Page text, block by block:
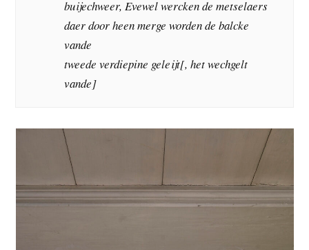
buijechweer, Evewel wercken de metselaers
daer door heen merge worden de balcke
vande
tweede verdiepine geleijt[, het wechgelt
vande]